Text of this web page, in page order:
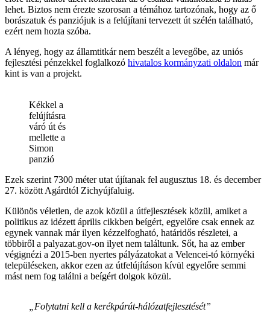
lehet. Biztos nem érezte szorosan a témához tartozónak, hogy az ő
borászatuk és panziójuk is a felújítani tervezett út szélén található,
ezért nem hozta szóba.
A lényeg, hogy az államtitkár nem beszélt a levegőbe, az uniós
fejlesztési pénzekkel foglalkozó hivatalos kormányzati oldalon már
kint is van a projekt.
Kékkel a
felújításra
váró út és
mellette a
Simon
panzió
Ezek szerint 7300 méter utat újítanak fel augusztus 18. és december
27. között Agárdtól Zichyújfaluig.
Különös véletlen, de azok közül a útfejlesztések közül, amiket a
politikus az idézett április cikkben beígért, egyelőre csak ennek az
egynek vannak már ilyen kézzelfogható, határidős részletei, a
többiről a palyazat.gov-on ilyet nem találtunk. Sőt, ha az ember
végignézi a 2015-ben nyertes pályázatokat a Velencei-tó környéki
településeken, akkor ezen az útfelújításon kívül egyelőre semmi
mást nem fog találni a beígért dolgok közül.
„Folytatni kell a kerékpárút-hálózatfejlesztését”